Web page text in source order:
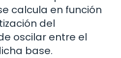
calcula en función
del
oscilar entre el
base.